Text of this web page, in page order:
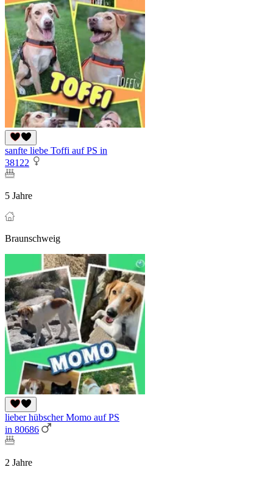
sanfte liebe Toffi auf PS in
38122
5 Jahre
Braunschweig
lieber hübscher Momo auf PS
in 80686
2 Jahre